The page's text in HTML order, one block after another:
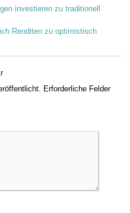
investieren zu traditionell
Renditen zu optimistisch
Erforderliche Felder